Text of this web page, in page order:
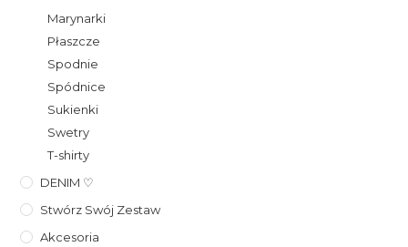
Marynarki
Płaszcze
Spodnie
Spódnice
Sukienki
Swetry
T-shirty
DENIM ♡
Stwórz Swój Zestaw
Akcesoria